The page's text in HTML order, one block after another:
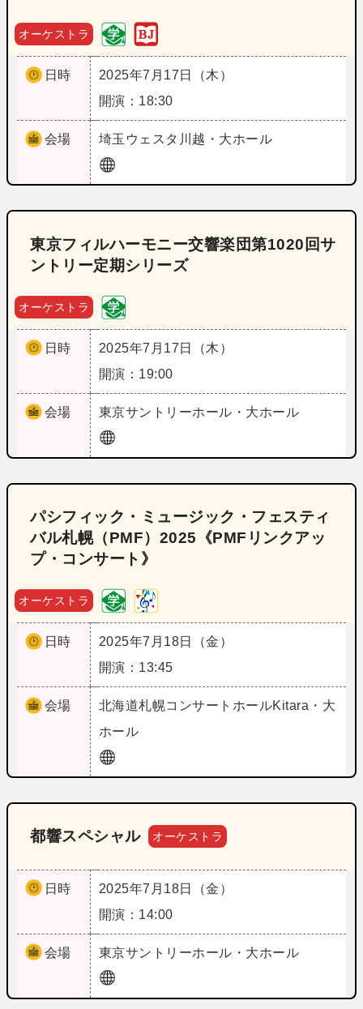
オーケストラ
日時
2025年7月17日（木）
開演：18:30
会場 埼玉 ウェスタ川越・大ホール
東京フィルハーモニー交響楽団第1020回サ
ントリー定期シリーズ
オーケストラ
日時
2025年7月17日（木）
開演：19:00
会場 東京サントリーホール・大ホール
パシフィック・ミュージック・フェスティ
バル札幌（PMF）2025《PMFリンクアッ
プ・コンサート》
オーケストラ
日時
2025年7月18日（金）
開演：13:45
会場 北海道札幌コンサートホールKitara・大
ホール
都響スペシャル オーケストラ
日時
2025年7月18日（金）
開演：14:00
会場 東京サントリーホール・大ホール